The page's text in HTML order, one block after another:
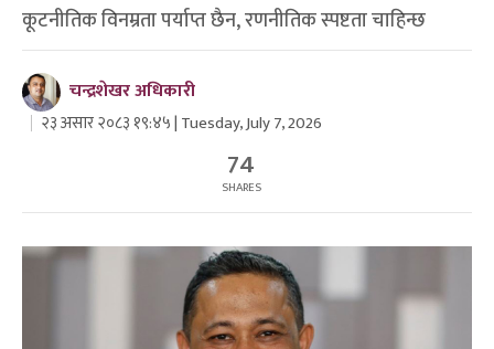
कूटनीतिक विनम्रता पर्याप्त छैन, रणनीतिक स्पष्टता चाहिन्छ
चन्द्रशेखर अधिकारी
२३ असार २०८३ १९:४५ | Tuesday, July 7, 2026
74
SHARES